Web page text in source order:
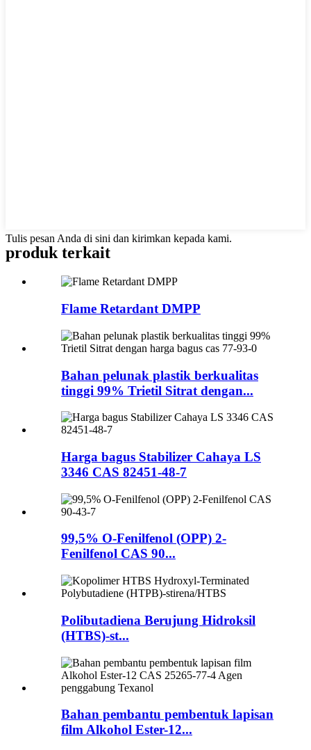
Tulis pesan Anda di sini dan kirimkan kepada kami.
produk terkait
Flame Retardant DMPP
Bahan pelunak plastik berkualitas
tinggi 99% Trietil Sitrat dengan...
Harga bagus Stabilizer Cahaya LS
3346 CAS 82451-48-7
99,5% O-Fenilfenol (OPP) 2-
Fenilfenol CAS 90...
Polibutadiena Berujung Hidroksil
(HTBS)-st...
Bahan pembantu pembentuk lapisan
film Alkohol Ester-12...